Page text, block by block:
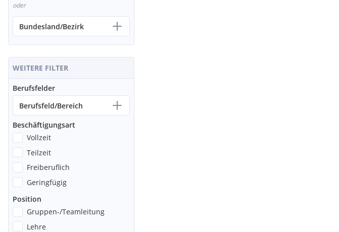
oder
Bundesland/Bezirk
WEITERE FILTER
Berufsfelder
Berufsfeld/Bereich
Beschäftigungsart
Vollzeit
Teilzeit
Freiberuflich
Geringfügig
Position
Gruppen-/Teamleitung
Lehre